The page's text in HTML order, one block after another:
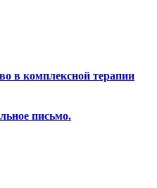
в комплексной терапии
письмо.